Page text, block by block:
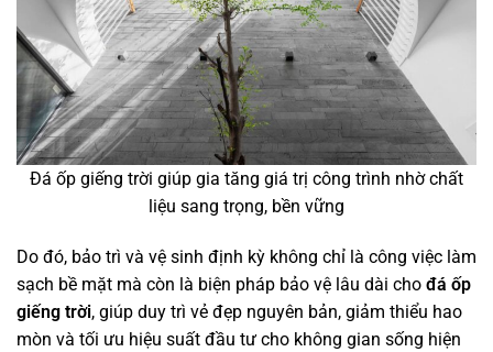
Đá ốp giếng trời giúp gia tăng giá trị công trình nhờ chất
liệu sang trọng, bền vững
Do đó, bảo trì và vệ sinh định kỳ không chỉ là công việc làm
sạch bề mặt mà còn là biện pháp bảo vệ lâu dài cho đá ốp
giếng trời, giúp duy trì vẻ đẹp nguyên bản, giảm thiểu hao
mòn và tối ưu hiệu suất đầu tư cho không gian sống hiện